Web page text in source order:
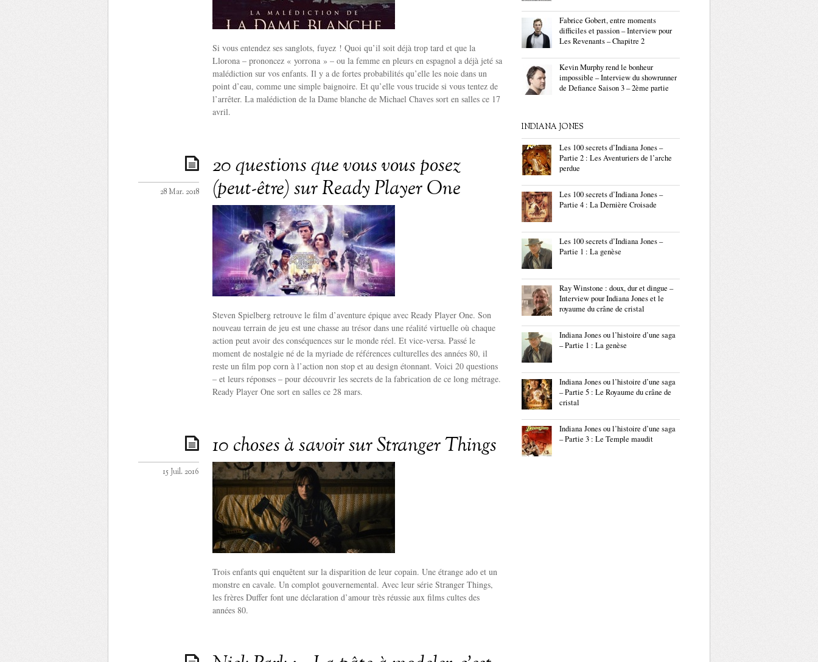
Si vous entendez ses sanglots, fuyez ! Quoi qu’il soit déjà trop tard et que la
Llorona – prononcez « yorrona » – ou la femme en pleurs en espagnol a déjà jeté sa
malédiction sur vos enfants. Il y a de fortes probabilités qu’elle les noie dans un
point d’eau, comme une simple baignoire. Et qu’elle vous trucide si vous tentez de
l’arrêter. La malédiction de la Dame blanche de Michael Chaves sort en salles ce 17
avril.
20 questions que vous vous posez
(peut-être) sur Ready Player One
28 Mar. 2018
Steven Spielberg retrouve le film d’aventure épique avec Ready Player One. Son
nouveau terrain de jeu est une chasse au trésor dans une réalité virtuelle où chaque
action peut avoir des conséquences sur le monde réel. Et vice-versa. Passé le
moment de nostalgie né de la myriade de références culturelles des années 80, il
reste un film pop corn à l’action non stop et au design étonnant. Voici 20 questions
– et leurs réponses – pour découvrir les secrets de la fabrication de ce long métrage.
Ready Player One sort en salles ce 28 mars.
10 choses à savoir sur Stranger Things
15 Juil. 2016
Trois enfants qui enquêtent sur la disparition de leur copain. Une étrange ado et un
monstre en cavale. Un complot gouvernemental. Avec leur série Stranger Things,
les frères Duffer font une déclaration d’amour très réussie aux films cultes des
années 80.
Fabrice Gobert, entre moments
difficiles et passion – Interview pour
Les Revenants – Chapitre 2
Kevin Murphy rend le bonheur
impossible – Interview du showrunner
de Defiance Saison 3 – 2ème partie
INDIANA JONES
Les 100 secrets d’Indiana Jones –
Partie 2 : Les Aventuriers de l’arche
perdue
Les 100 secrets d’Indiana Jones –
Partie 4 : La Dernière Croisade
Les 100 secrets d’Indiana Jones –
Partie 1 : La genèse
Ray Winstone : doux, dur et dingue –
Interview pour Indiana Jones et le
royaume du crâne de cristal
Indiana Jones ou l’histoire d’une saga
– Partie 1 : La genèse
Indiana Jones ou l’histoire d’une saga
– Partie 5 : Le Royaume du crâne de
cristal
Indiana Jones ou l’histoire d’une saga
– Partie 3 : Le Temple maudit